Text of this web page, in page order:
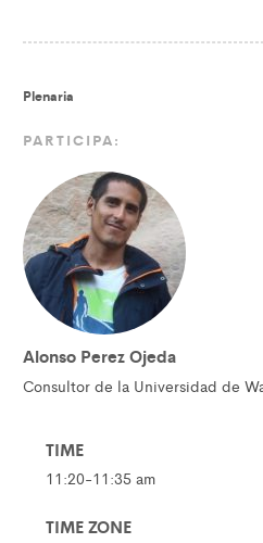
Plenaria
PARTICIPA:
Alonso Perez Ojeda
Consultor de la Universidad de
TIME
11:20-11:35 am
TIME ZONE